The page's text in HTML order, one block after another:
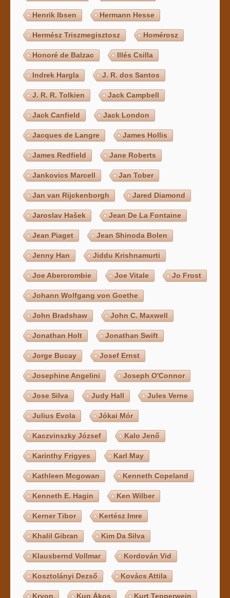
Henrik Ibsen Hermann Hesse
Hermész Triszmegisztosz Homérosz
Honoré de Balzac Illés Csilla
Indrek Hargla J. R. dos Santos
J. R. R. Tolkien Jack Campbell
Jack Canfield Jack London
Jacques de Langre James Hollis
James Redfield Jane Roberts
Jankovics Marcell Jan Tober
Jan van Rijckenborgh Jared Diamond
Jaroslav Hašek Jean De La Fontaine
Jean Piaget Jean Shinoda Bolen
Jenny Han Jiddu Krishnamurti
Joe Abercrombie Joe Vitale Jo Frost
Johann Wolfgang von Goethe
John Bradshaw John C. Maxwell
Jonathan Holt Jonathan Swift
Jorge Bucay Josef Ernst
Josephine Angelini Joseph O'Connor
Jose Silva Judy Hall Jules Verne
Julius Evola Jókai Mór
Kaczvinszky József Kalo Jenő
Karinthy Frigyes Karl May
Kathleen Mcgowan Kenneth Copeland
Kenneth E. Hagin Ken Wilber
Kerner Tibor Kertész Imre
Khalil Gibran Kim Da Silva
Klausbernd Vollmar Kordován Vid
Kosztolányi Dezső Kovács Attila
Kryon Kun Ákos Kurt Tepperwein